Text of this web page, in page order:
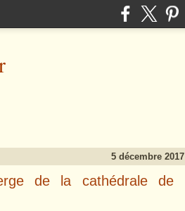
5 décembre 2017
de la cathédrale de